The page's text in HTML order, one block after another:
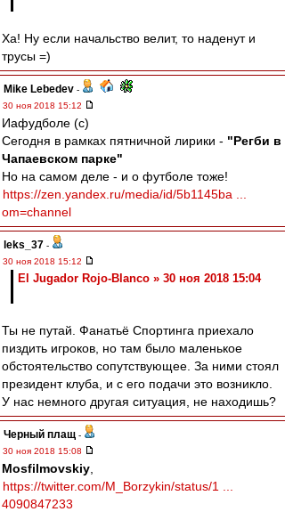
Ха! Ну если начальство велит, то наденут и
трусы =)
Mike Lebedev -
30 ноя 2018 15:12
Иафудболе (с)
Сегодня в рамках пятничной лирики - "Регби в
Чапаевском парке"
Но на самом деле - и о футболе тоже!
https://zen.yandex.ru/media/id/5b1145ba ...
om=channel
leks_37 -
30 ноя 2018 15:12
El Jugador Rojo-Blanco » 30 ноя 2018 15:04
Ты не путай. Фанатьё Спортинга приехало
пиздить игроков, но там было маленькое
обстоятельство сопутствующее. За ними стоял
президент клуба, и с его подачи это возникло.
У нас немного другая ситуация, не находишь?
Черный плащ -
30 ноя 2018 15:08
Mosfilmovskiy
https://twitter.com/M_Borzykin/status/1 ...
4090847233